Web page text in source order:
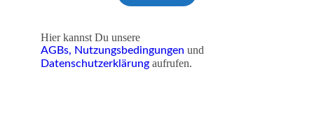
Hier kannst Du unsere
AGBs, Nutzungsbedingungen und
Datenschutzerklärung aufrufen.